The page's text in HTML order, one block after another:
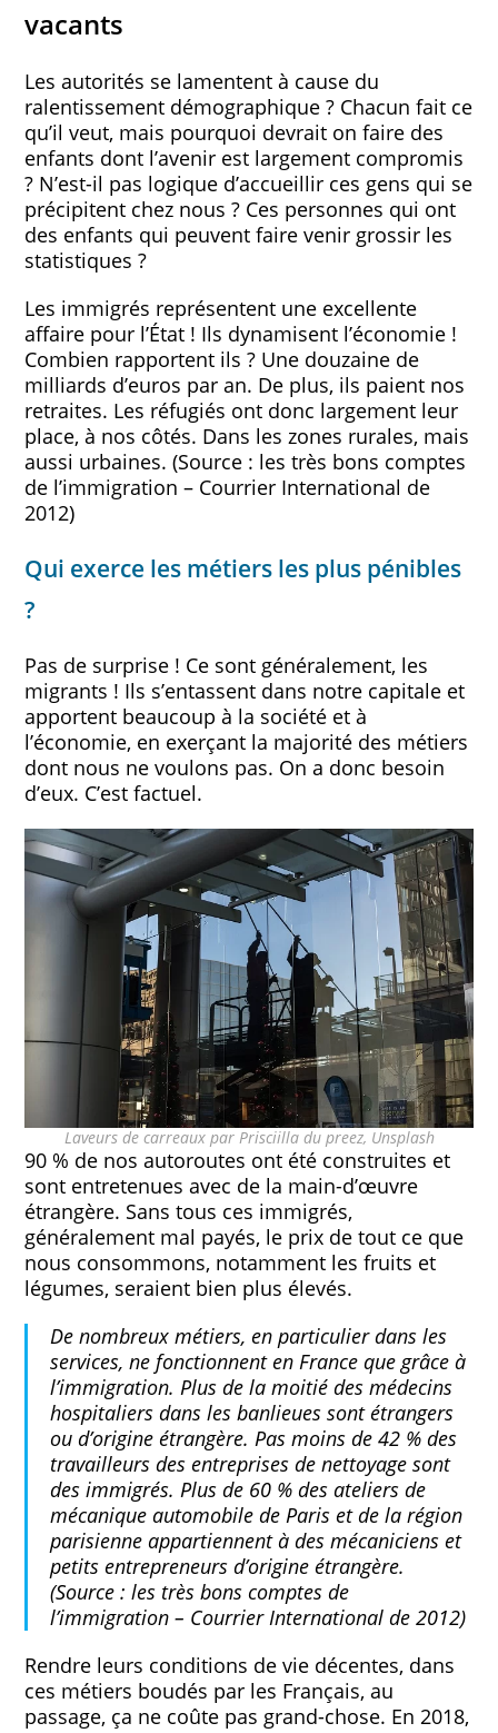
vacants
Les autorités se lamentent à cause du
ralentissement démographique ? Chacun fait ce
qu’il veut, mais pourquoi devrait on faire des
enfants dont l’avenir est largement compromis
? N’est-il pas logique d’accueillir ces gens qui se
précipitent chez nous ? Ces personnes qui ont
des enfants qui peuvent faire venir grossir les
statistiques ?
Les immigrés représentent une excellente
affaire pour l’État ! Ils dynamisent l’économie !
Combien rapportent ils ? Une douzaine de
milliards d’euros par an. De plus, ils paient nos
retraites. Les réfugiés ont donc largement leur
place, à nos côtés. Dans les zones rurales, mais
aussi urbaines. (Source : les très bons comptes
de l’immigration – Courrier International de
2012)
Qui exerce les métiers les plus pénibles
?
Pas de surprise ! Ce sont généralement, les
migrants ! Ils s’entassent dans notre capitale et
apportent beaucoup à la société et à
l’économie, en exerçant la majorité des métiers
dont nous ne voulons pas. On a donc besoin
d’eux. C’est factuel.
Laveurs de carreaux par Prisciilla du preez, Unsplash
90 % de nos autoroutes ont été construites et
sont entretenues avec de la main-d’œuvre
étrangère. Sans tous ces immigrés,
généralement mal payés, le prix de tout ce que
nous consommons, notamment les fruits et
légumes, seraient bien plus élevés.
De nombreux métiers, en particulier dans les
services, ne fonctionnent en France que grâce à
l’immigration. Plus de la moitié des médecins
hospitaliers dans les banlieues sont étrangers
ou d’origine étrangère. Pas moins de 42 % des
travailleurs des entreprises de nettoyage sont
des immigrés. Plus de 60 % des ateliers de
mécanique automobile de Paris et de la région
parisienne appartiennent à des mécaniciens et
petits entrepreneurs d’origine étrangère.
(Source : les très bons comptes de
l’immigration – Courrier International de 2012)
Rendre leurs conditions de vie décentes, dans
ces métiers boudés par les Français, au
passage, ça ne coûte pas grand-chose. En 2018,